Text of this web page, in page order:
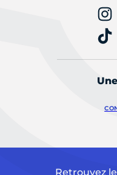
Retrouvez